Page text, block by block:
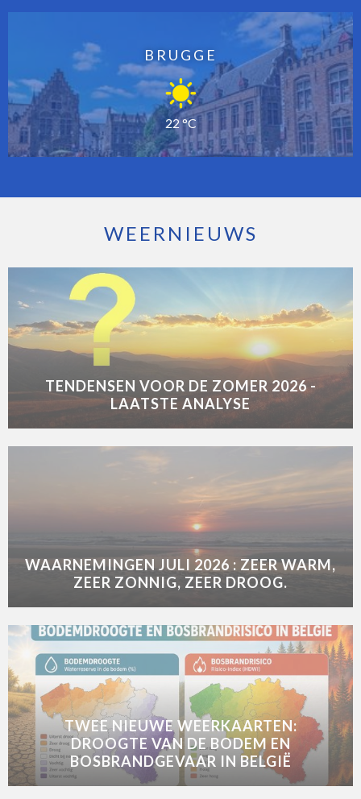
BRUGGE
22 °C
WEERNIEUWS
TENDENSEN VOOR DE ZOMER 2026 -
LAATSTE ANALYSE
WAARNEMINGEN JULI 2026 : ZEER WARM,
ZEER ZONNIG, ZEER DROOG.
TWEE NIEUWE WEERKAARTEN:
DROOGTE VAN DE BODEM EN
BOSBRANDGEVAAR IN BELGIË